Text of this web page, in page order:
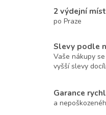
2 výdejní
po Praze
Slevy podle
Vaše nákupy
vyšší slevy
Garance
a